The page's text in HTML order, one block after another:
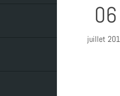
06
juillet